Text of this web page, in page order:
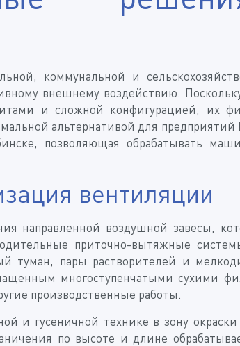
коммунальной и
внешнему воздействию.
и сложной конфигурацией, их
альтернативой для предприятий
позволяющая обрабатывать
вентиляции
направленной воздушной завесы,
приточно-вытяжные
туман, пары растворителей и
многоступенчатыми сухими
производственные работы.
и гусеничной технике в зону
по высоте и длине